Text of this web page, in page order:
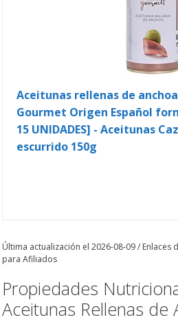
Aceitunas rellenas de
Gourmet Origen Español
15 UNIDADES] - Aceitunas
escurrido 150g
Última actualización el 2026-08-09 / Enlaces
para Afiliados
Propiedades
Aceitunas Rellenas de